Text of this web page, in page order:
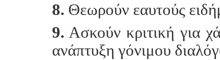
8. Θεωρούν εαυτούς
9. Ασκούν κριτική για
ανάπτυξη γόνιμου